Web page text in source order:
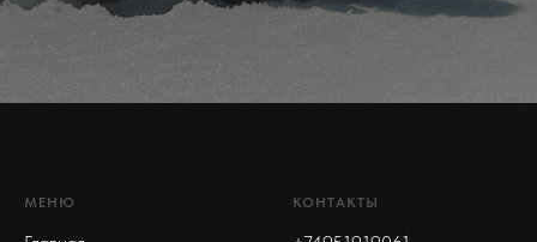
и душа.
МЕНЮ КОНТАКТЫ